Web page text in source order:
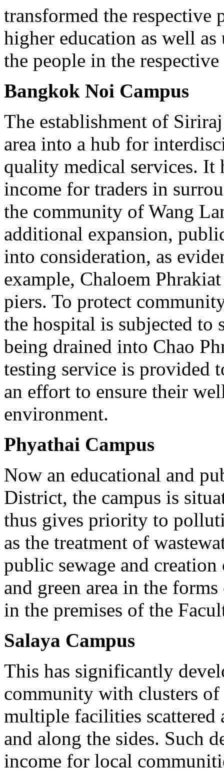
transformed the respective
higher education as well
the people in the
Bangkok Noi Campus
The establishment of
area into a hub for
quality medical services. It
income for traders in
the community of Wang
additional expansion,
into consideration, as
example, Chaloem
piers. To protect
the hospital is subjected to
being drained into Chao
testing service is provided
an effort to ensure their
environment.
Phyathai Campus
Now an educational and
District, the campus is
thus gives priority to
as the treatment of
public sewage and
and green area in the
in the premises of the
Salaya Campus
This has significantly
community with clusters of
multiple facilities
and along the sides. Such
income for local